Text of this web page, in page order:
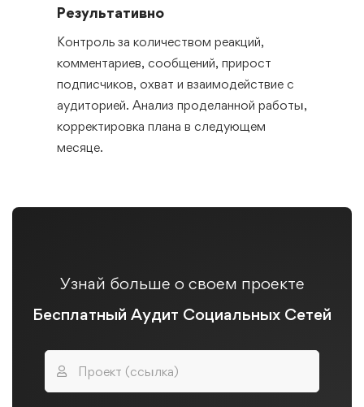
Результативно
Контроль за количеством реакций,
комментариев, сообщений, прирост
подписчиков, охват и взаимодействие с
аудиторией. Анализ проделанной работы,
корректировка плана в следующем
месяце.
Узнай больше о своем проекте
Бесплатный Аудит Социальных Сетей